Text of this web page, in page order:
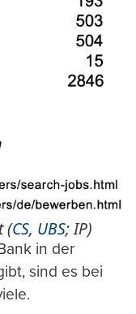
(CS, UBS; IP)
in der
sind es bei